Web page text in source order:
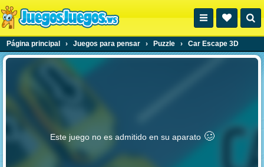
Página principal › Juegos para pensar › Puzzle › Car Escape 3D
Este juego no es admitido en su aparato 🥴️